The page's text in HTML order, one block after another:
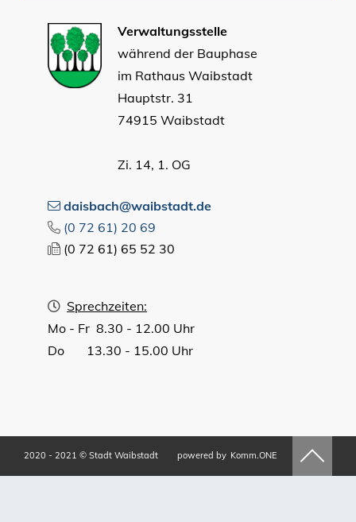
Verwaltungsstelle
während der Bauphase
im Rathaus Waibstadt
Hauptstr. 31
74915 Waibstadt
Zi. 14, 1. OG
daisbach@waibstadt.de
(0 72 61) 20 69
(0 72 61) 65 52 30
Sprechzeiten:
Mo - Fr 8.30 - 12.00 Uhr
Do 13.30 - 15.00 Uhr
2020 - 2021 © Stadt Waibstadt powered by Komm.ONE